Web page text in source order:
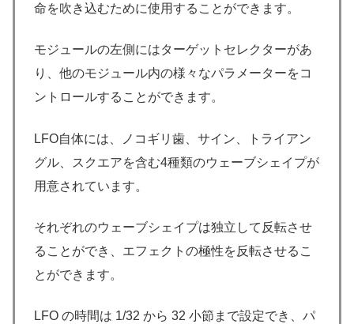
命を吹き込むために使用することができます。
モジュールの左側にはターゲットセレクターがあ
り、他のモジュール内の様々なパラメーターをコ
ントロールすることができます。
LFO自体には、ノコギリ歯、サイン、トライアン
グル、スクエアを含む4種類のウェーブシェイプが
用意されています。
それぞれのウェーブシェイプは独立して反転させ
ることができ、エフェクトの極性を反転させるこ
とができます。
LFO の時間は 1/32 から 32 小節まで設定でき、パ